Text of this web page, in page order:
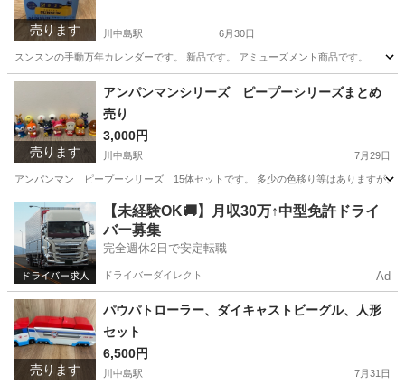
売ります 川中島駅 6月30日
スンスンの手動万年カレンダーです。 新品です。 アミューズメント商品です。
長野 長野市 川中島駅 ノベルティグッズ
売ります
アンパンマンシリーズ ピープーシリーズまとめ
売り
3,000円
川中島駅 7月29日
アンパンマン ピープーシリーズ 15体セットです。 多少の色移り等はありますが、
長野 長野市 川中島駅 おもちゃ
【未経験OK🚚】月収30万↑中型免許ドライ
バー募集
完全週休2日で安定転職
ドライバーダイレクト Ad
売ります
パウパトローラー、ダイキャストビーグル、人形
セット
6,500円
川中島駅 7月31日